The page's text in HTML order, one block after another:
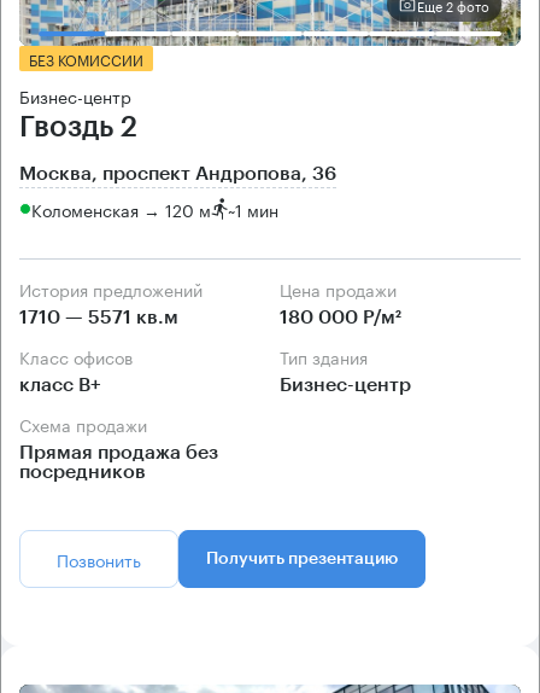
Еще 2 фото
БЕЗ КОМИССИИ
Бизнес-центр
Гвоздь 2
Москва, проспект Андропова, 36
Коломенская → 120 м ~1 мин
История предложений
1710 — 5571 кв.м
Цена продажи
180 000 Р/м²
Класс офисов
класс B+
Тип здания
Бизнес-центр
Схема продажи
Прямая продажа без
посредников
Позвонить Получить презентацию